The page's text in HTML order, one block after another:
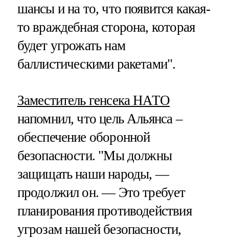
шансы и на то, что появится какая-
то враждебная сторона, которая
будет угрожать нам
баллистическими ракетами".
Заместитель генсека НАТО
напомнил, что цель Альянса –
обеспечение оборонной
безопасности. "Мы должны
защищать наши народы, —
продолжил он. — Это требует
планирования противодействия
угрозам нашей безопасности,